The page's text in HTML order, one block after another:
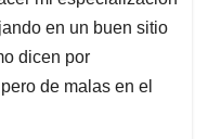
en un buen sitio
dicen por
de malas en el